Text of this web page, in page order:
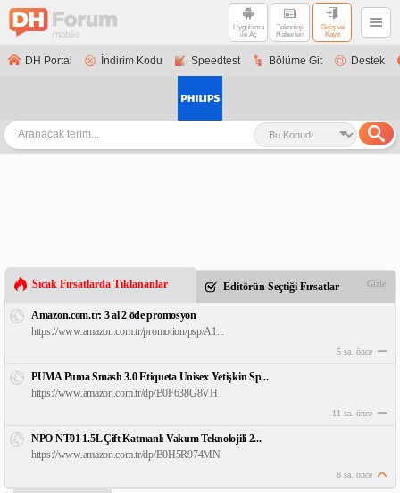
Uygulama
ile Aç
Teknoloji
Haberleri
Giriş ve
Kayıt
DH Portal İndirim Kodu Speedtest Bölüme Git Destek
Sıcak Fırsatlarda Tıklananlar Editörün Seçtiği Fırsatlar Gizle
Amazon.com.tr: 3 al 2 öde promosyon
https://www.amazon.com.tr/promotion/psp/A1...
5 sa. önce
PUMA Puma Smash 3.0 Etiqueta Unisex Yetişkin Sp...
https://www.amazon.com.tr/dp/B0F638G8VH
11 sa. önce
NPO NT01 1.5L Çift Katmanlı Vakum Teknolojili 2...
https://www.amazon.com.tr/dp/B0H5R974MN
8 sa. önce